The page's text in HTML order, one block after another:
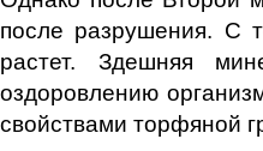
после разрушения. С
растет. Здешняя
оздоровлению
свойствами торфяной